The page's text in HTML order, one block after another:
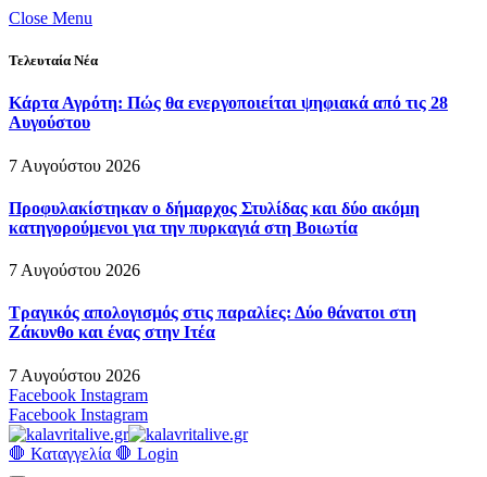
Close Menu
Τελευταία Νέα
Κάρτα Αγρότη: Πώς θα ενεργοποιείται ψηφιακά από τις 28
Αυγούστου
7 Αυγούστου 2026
Προφυλακίστηκαν ο δήμαρχος Στυλίδας και δύο ακόμη
κατηγορούμενοι για την πυρκαγιά στη Βοιωτία
7 Αυγούστου 2026
Τραγικός απολογισμός στις παραλίες: Δύο θάνατοι στη
Ζάκυνθο και ένας στην Ιτέα
7 Αυγούστου 2026
Facebook Instagram
Facebook Instagram
🛑 Καταγγελία 🛑 Login